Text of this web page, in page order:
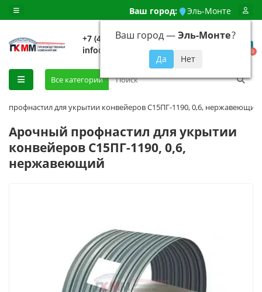
Ваш город: Эль-Монте
Ваш город —Эль-Монте?
+7 (499) 648-92-94
info@evroshtaketnikmoskva.ru
0
Все категории
профнастил для укрытии конвейеров С15ПГ-1190, 0,6, нержавеющий
Арочный профнастил для укрытии
конвейеров С15ПГ-1190, 0,6,
нержавеющий